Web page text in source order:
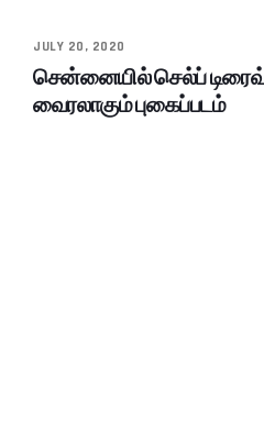
JULY 20, 2020
சென்னையில் செல்ப்
வைரலாகும் புகைப்படம்